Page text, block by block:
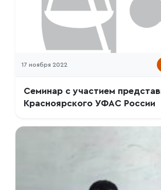
17 ноября 2022
Семинар с участием
Красноярского УФАС России